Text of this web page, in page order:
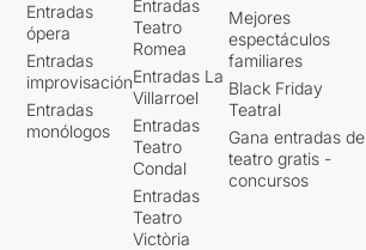
Entradas
ópera
Entradas
improvisación
Entradas
monólogos
Entradas
Teatro
Romea
Entradas La
Villarroel
Entradas
Teatro
Condal
Entradas
Teatro
Victòria
Mejores
espectáculos
familiares
Black Friday
Teatral
Gana entradas de
teatro gratis -
concursos